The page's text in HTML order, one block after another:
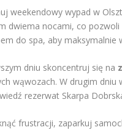
weekendowy wypad w
dwiema nocami, co pozwoli
do spa, aby maksymalnie
dniu skoncentruj się na
wąwozach. W drugim
rezerwat Skarpa
frustracji, zaparkuj